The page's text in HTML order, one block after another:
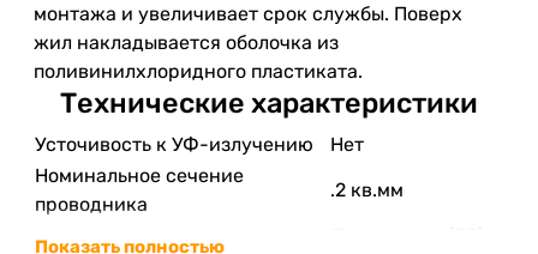
монтажа и увеличивает срок службы. Поверх
жил накладывается оболочка из
поливинилхлоридного пластиката.
Технические характеристики
Усточивость к УФ-излучению
Нет
Номинальное сечение
проводника
.2 кв.мм
Изоляция жилы
Показать полностью